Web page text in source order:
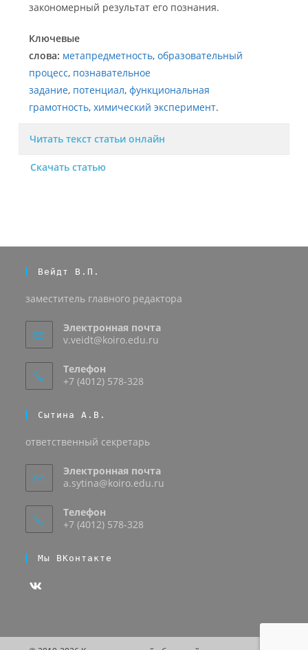
закономерный результат его познания.
Ключевые
слова: метапредметность,образовательный
процесс, познавательное
задание, потенциал,функциональная
грамотность,химический эксперимент.
Читать текст статьи онлайн
Скачать статью
Вейдт В.П.
заместитель главного редактора
Электронная почта
v.veidt@koiro.edu.ru
Телефон
+7 (4012) 578-328
Сытина А.В.
ответственный секретарь
Электронная почта
a.sytina@koiro.edu.ru
Телефон
+7 (4012) 578-328
Мы ВКонтакте